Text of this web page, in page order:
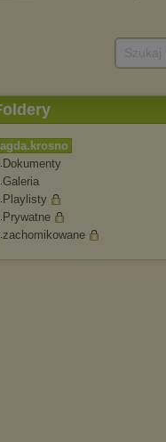
Dokumenty
Galeria
Playlisty
Prywatne
zachomikowane